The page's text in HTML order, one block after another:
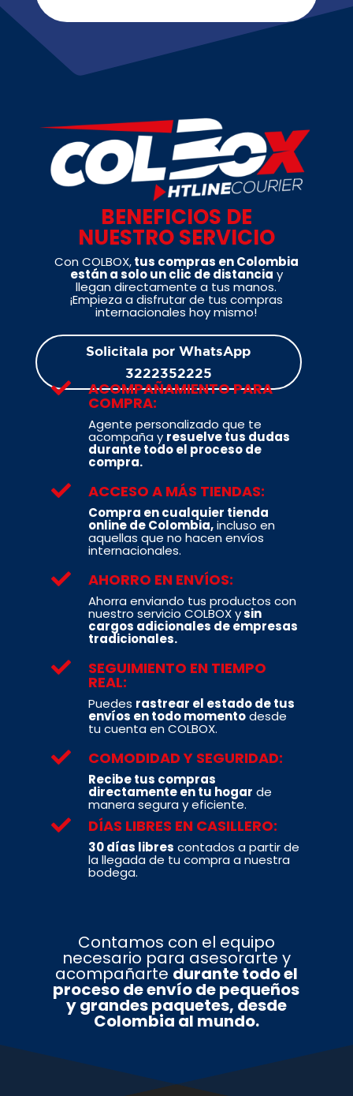
BENEFICIOS DE
NUESTRO SERVICIO
Con COLBOX,tus compras en Colombia
están a solo un clic de distancia y
llegan directamente a tus manos.
¡Empieza a disfrutar de tus compras
internacionales hoy mismo!
Solicitala por WhatsApp
3222352225
 ACOMPAÑAMIENTO PARA
COMPRA:
Agente personalizado que te
acompaña y resuelve tus dudas
durante todo el proceso de
compra.
 ACCESO A MÁS TIENDAS:
Compra en cualquier tienda
online de Colombia,incluso en
aquellas que no hacen envíos
internacionales.
 AHORRO EN ENVÍOS:
Ahorra enviando tus productos con
nuestro servicio COLBOX ysin
cargos adicionales de empresas
tradicionales.
 SEGUIMIENTO EN TIEMPO
REAL:
Puedes rastrear el estado de tus
envíos en todo momentodesde
tu cuenta en COLBOX.
 COMODIDAD Y SEGURIDAD:
Recibe tus compras
directamente en tu hogar de
manera segura y eficiente.
 DÍAS LIBRES EN CASILLERO:
30 días libres contados a partir de
la llegada de tu compra a nuestra
bodega.
Contamos con el equipo
necesario para asesorarte y
acompañarte durante todo el
proceso de envío de pequeños
y grandes paquetes, desde
Colombia al mundo.